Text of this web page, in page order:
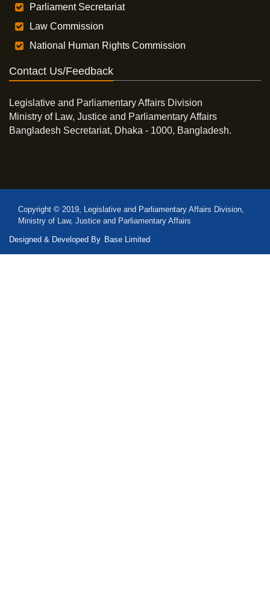
Parliament Secretariat
Law Commission
National Human Rights Commission
Contact Us/Feedback
Legislative and Parliamentary Affairs Division
Ministry of Law, Justice and Parliamentary Affairs
Bangladesh Secretariat, Dhaka - 1000, Bangladesh.
Copyright © 2019, Legislative and Parliamentary Affairs Division,
Ministry of Law, Justice and Parliamentary Affairs
Designed & Developed By Base Limited